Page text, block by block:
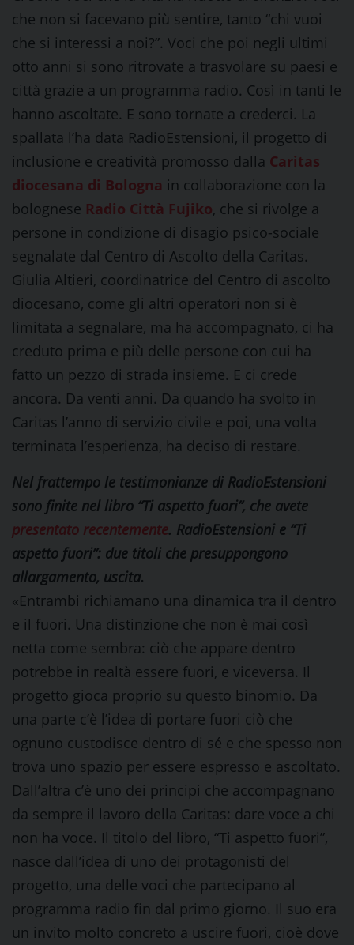
che non si facevano più sentire, tanto “chi vuoi
che si interessi a noi?”. Voci che poi negli ultimi
otto anni si sono ritrovate a trasvolare su paesi e
città grazie a un programma radio. Così in tanti le
hanno ascoltate. E sono tornate a crederci. La
spallata l’ha data RadioEstensioni, il progetto di
inclusione e creatività promosso dalla Caritas
diocesana di Bologna in collaborazione con la
bolognese Radio Città Fujiko, che si rivolge a
persone in condizione di disagio psico-sociale
segnalate dal Centro di Ascolto della Caritas.
Giulia Altieri, coordinatrice del Centro di ascolto
diocesano, come gli altri operatori non si è
limitata a segnalare, ma ha accompagnato, ci ha
creduto prima e più delle persone con cui ha
fatto un pezzo di strada insieme. E ci crede
ancora. Da venti anni. Da quando ha svolto in
Caritas l’anno di servizio civile e poi, una volta
terminata l’esperienza, ha deciso di restare.
Nel frattempo le testimonianze di RadioEstensioni
sono finite nel libro “Ti aspetto fuori”, che avete
presentato recentemente. RadioEstensioni e “Ti
aspetto fuori”: due titoli che presuppongono
allargamento, uscita.
«Entrambi richiamano una dinamica tra il dentro
e il fuori. Una distinzione che non è mai così
netta come sembra: ciò che appare dentro
potrebbe in realtà essere fuori, e viceversa. Il
progetto gioca proprio su questo binomio. Da
una parte c’è l’idea di portare fuori ciò che
ognuno custodisce dentro di sé e che spesso non
trova uno spazio per essere espresso e ascoltato.
Dall’altra c’è uno dei principi che accompagnano
da sempre il lavoro della Caritas: dare voce a chi
non ha voce. Il titolo del libro, “Ti aspetto fuori”,
nasce dall’idea di uno dei protagonisti del
progetto, una delle voci che partecipano al
programma radio fin dal primo giorno. Il suo era
un invito molto concreto a uscire fuori, cioè dove